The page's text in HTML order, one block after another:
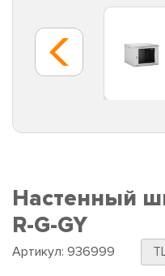
Настенный
R-G-GY
Артикул: 936999